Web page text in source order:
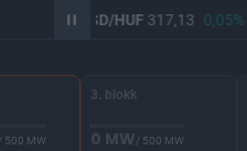
USD/HUF317,13 0,05%
/ 500 MW
3. blokk
0 MW/ 500 MW